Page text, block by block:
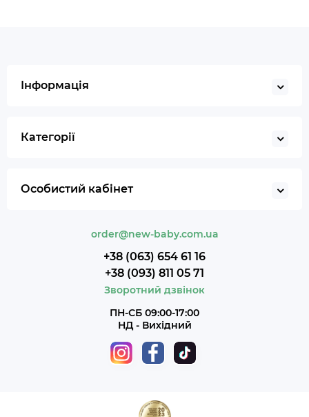
Інформація
Категорії
Особистий кабінет
order@new-baby.com.ua
+38 (063) 654 61 16
+38 (093) 811 05 71
Зворотний дзвінок
ПН-СБ 09:00-17:00
НД - Вихідний